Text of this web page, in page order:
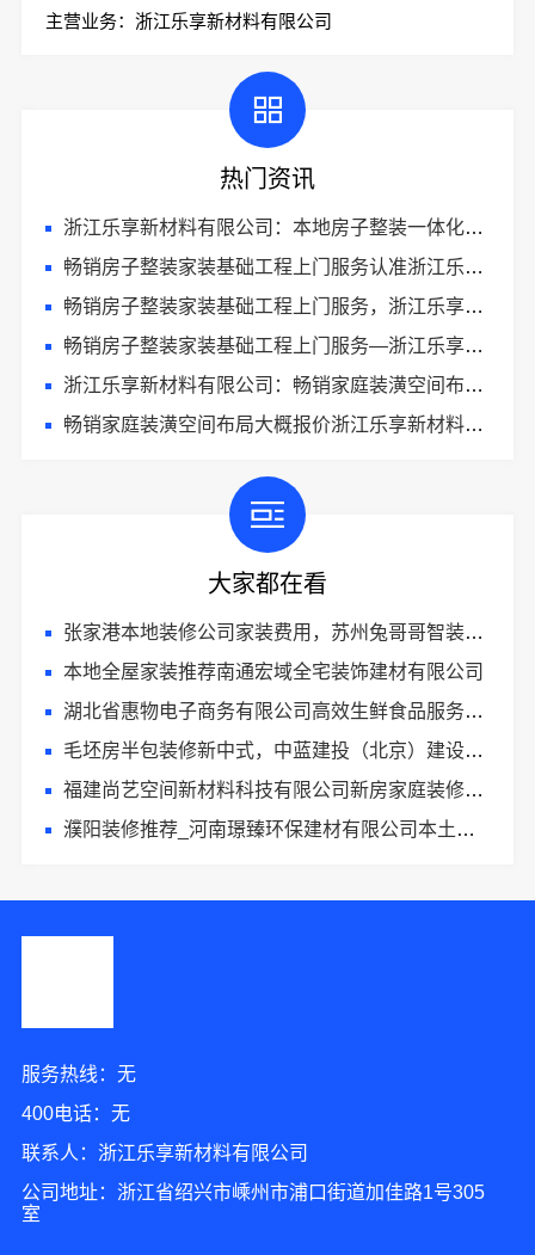
主营业务：浙江乐享新材料有限公司
热门资讯
浙江乐享新材料有限公司：本地房子整装一体化施工
畅销房子整装家装基础工程上门服务认准浙江乐享新材料有限公司
畅销房子整装家装基础工程上门服务，浙江乐享新材料有限公司
畅销房子整装家装基础工程上门服务—浙江乐享新材料有限公司
浙江乐享新材料有限公司：畅销家庭装潢空间布局大概报价
畅销家庭装潢空间布局大概报价浙江乐享新材料有限公司
大家都在看
张家港本地装修公司家装费用，苏州兔哥哥智装新材料有限公司透明报价
本地全屋家装推荐南通宏域全宅装饰建材有限公司
湖北省惠物电子商务有限公司高效生鲜食品服务商价格一览
毛坯房半包装修新中式，中蓝建投（北京）建设有限公司武功分公司专业团队
福建尚艺空间新材料科技有限公司新房家庭装修上门量房整体落地
濮阳装修推荐_河南璟臻环保建材有限公司本土深耕十年口碑之选
服务热线：无
400电话：无
联系人：浙江乐享新材料有限公司
公司地址：浙江省绍兴市嵊州市浦口街道加佳路1号305
室